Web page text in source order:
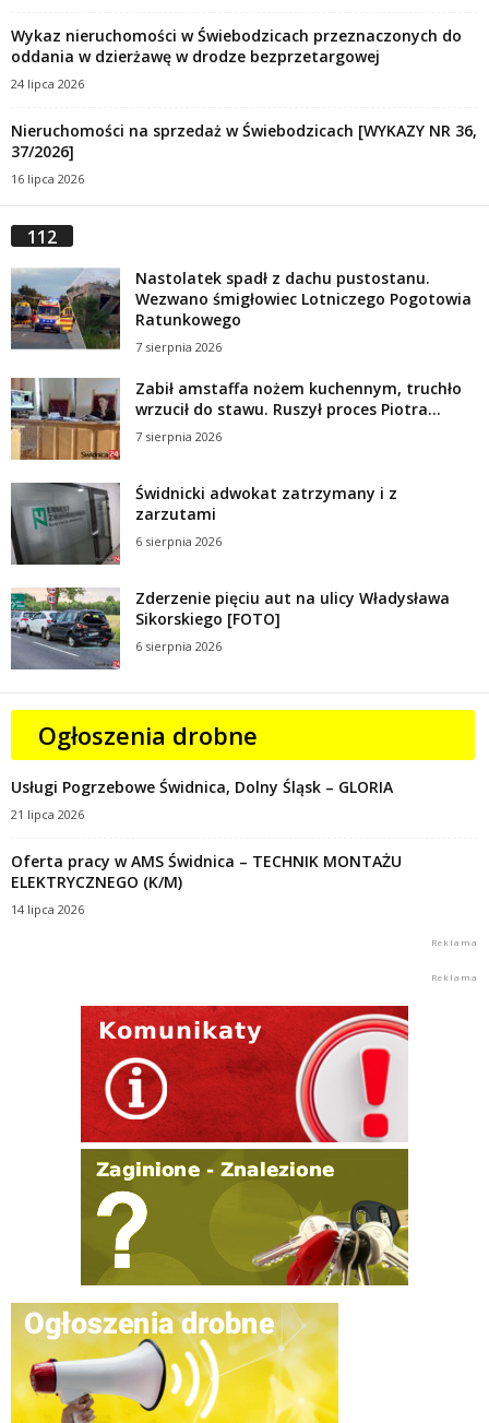
Wykaz nieruchomości w Świebodzicach przeznaczonych do
oddania w dzierżawę w drodze bezprzetargowej
24 lipca 2026
Nieruchomości na sprzedaż w Świebodzicach [WYKAZY NR 36,
37/2026]
16 lipca 2026
112
Nastolatek spadł z dachu pustostanu.
Wezwano śmigłowiec Lotniczego Pogotowia
Ratunkowego
7 sierpnia 2026
Zabił amstaffa nożem kuchennym, truchło
wrzucił do stawu. Ruszył proces Piotra...
7 sierpnia 2026
Świdnicki adwokat zatrzymany i z
zarzutami
6 sierpnia 2026
Zderzenie pięciu aut na ulicy Władysława
Sikorskiego [FOTO]
6 sierpnia 2026
Ogłoszenia drobne
Usługi Pogrzebowe Świdnica, Dolny Śląsk – GLORIA
21 lipca 2026
Oferta pracy w AMS Świdnica – TECHNIK MONTAŻU
ELEKTRYCZNEGO (K/M)
14 lipca 2026